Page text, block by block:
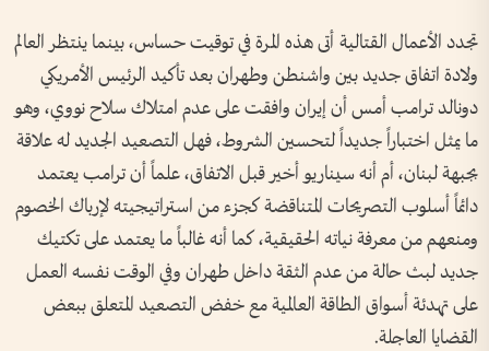
تجدد الأعمال القتالية أتى هذه المرة في توقيت حساس، بينما ينتظر العالم
ولادة اتفاق جديد بين واشنطن وطهران بعد تأكيد الرئيس الأمريكي
دونالد ترامب أمس أن إيران وافقت على عدم امتلاك سلاح نووي⁣، وهو
ما يمثل اختباراً جديداً لتحسين الشروط، فهل التصعيد الجديد له علاقة
بجبهة لبنان، أم أنه سيناريو أخير قبل الاتفاق، علماً أن ترامب يعتمد
دائماً أسلوب التصريحات المتناقضة كجزء من استراتيجيته لإرباك الخصوم
ومنعهم من معرفة نياته الحقيقية، كما أنه غالباً ما يعتمد على تكتيك
جديد لبث حالة من عدم الثقة داخل طهران وفي الوقت نفسه العمل
على تهدئة أسواق الطاقة العالمية مع خفض التصعيد المتعلق ببعض
القضايا العاجلة.